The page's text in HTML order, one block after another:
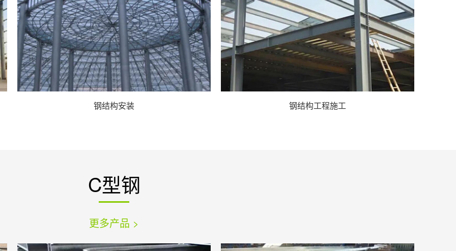
钢结构安装 钢结构工程施工
C型钢
更多产品 >